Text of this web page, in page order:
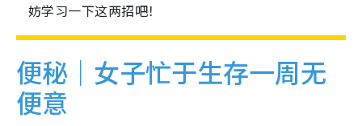
妨学习一下这两招吧！
便秘｜女子忙于生存一周无
便意